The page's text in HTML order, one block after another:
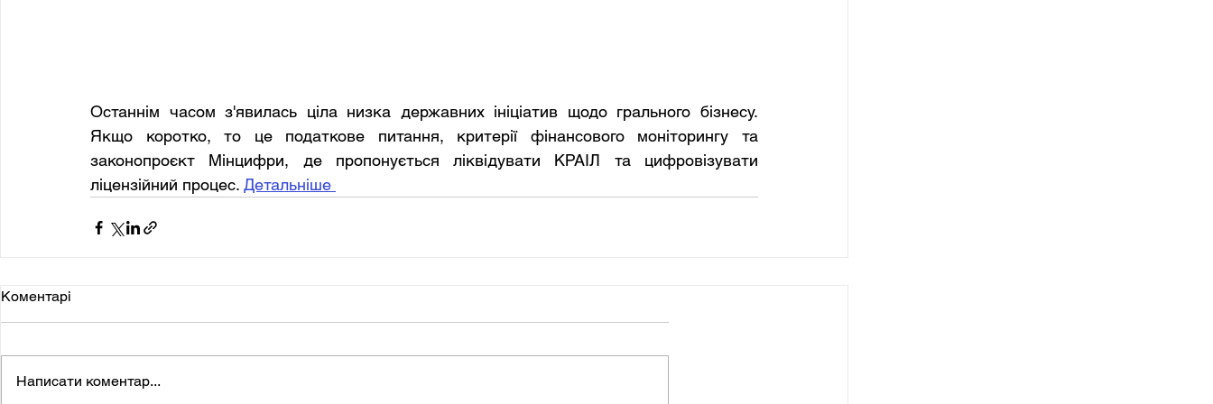
Останнім часом з'явилась ціла низка державних ініціатив щодо грального бізнесу.
Якщо коротко, то це податкове питання, критерії фінансового моніторингу та
законопроєкт Мінцифри, де пропонується ліквідувати КРАІЛ та цифровізувати
ліцензійний процес. Детальніше
Коментарі
Написати коментар...